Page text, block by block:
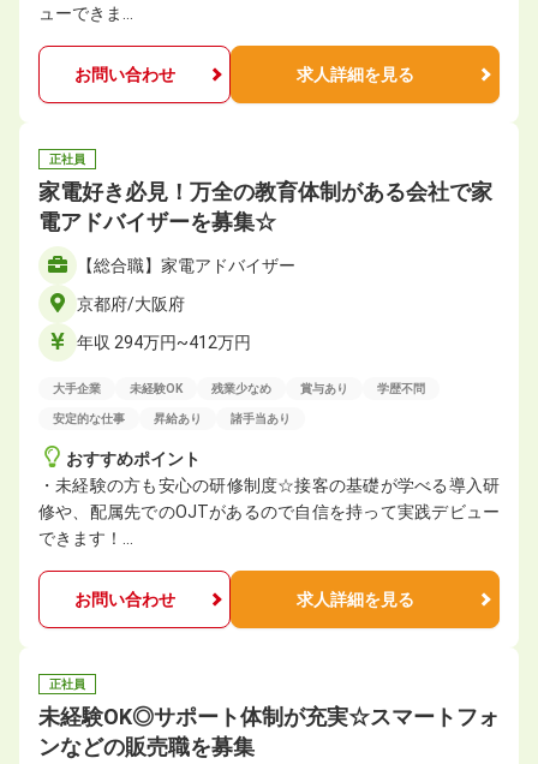
ューできま…
お問い合わせ 求人詳細を見る
正社員
家電好き必見！万全の教育体制がある会社で家
電アドバイザーを募集☆
【総合職】家電アドバイザー
京都府/大阪府
年収 294万円~412万円
大手企業 未経験OK 残業少なめ 賞与あり 学歴不問
安定的な仕事 昇給あり 諸手当あり
おすすめポイント
・未経験の方も安心の研修制度☆接客の基礎が学べる導入研
修や、配属先でのOJTがあるので自信を持って実践デビュー
できます！…
お問い合わせ 求人詳細を見る
正社員
未経験OK◎サポート体制が充実☆スマートフォ
ンなどの販売職を募集